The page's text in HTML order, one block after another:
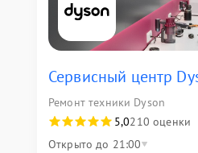
Сервисный центр
Ремонт техники Dyson
5,0210 оценки
Открыто до 21:00